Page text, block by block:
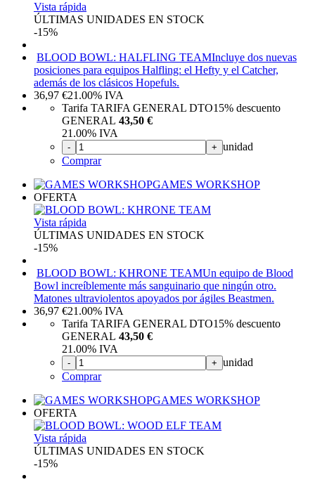
Vista rápida
ÚLTIMAS UNIDADES EN STOCK
-15%
BLOOD BOWL: HALFLING TEAMIncluye dos nuevas
posiciones para equipos Halfling: el Hefty y el Catcher,
además de los clásicos Hopefuls.
36,97 €21.00% IVA
Tarifa TARIFA GENERAL DTO15% descuento
GENERAL 43,50 €
21.00% IVA
- + unidad
Comprar
GAMES WORKSHOP
OFERTA
Vista rápida
ÚLTIMAS UNIDADES EN STOCK
-15%
BLOOD BOWL: KHRONE TEAMUn equipo de Blood
Bowl increíblemente más sanguinario que ningún otro.
Matones ultraviolentos apoyados por ágiles Beastmen.
36,97 €21.00% IVA
Tarifa TARIFA GENERAL DTO15% descuento
GENERAL 43,50 €
21.00% IVA
- + unidad
Comprar
GAMES WORKSHOP
OFERTA
Vista rápida
ÚLTIMAS UNIDADES EN STOCK
-15%